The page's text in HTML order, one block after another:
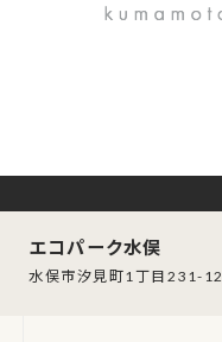
エコパーク水俣
水俣市汐見町1丁目231-12